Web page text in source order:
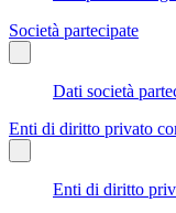
Società partecipate
Dati società
Enti di diritto privato
Enti di diritto